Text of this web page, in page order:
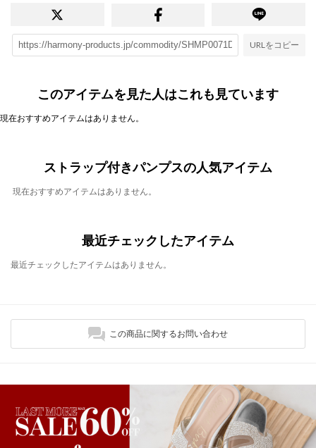
URLをコピー
このアイテムを見た人はこれも見ています
現在おすすめアイテムはありません。
ストラップ付きパンプスの人気アイテム
現在おすすめアイテムはありません。
最近チェックしたアイテム
最近チェックしたアイテムはありません。
この商品に関するお問い合わせ